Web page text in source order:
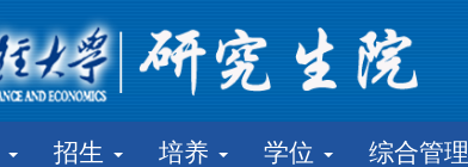
招生 培养 学位 综合管理